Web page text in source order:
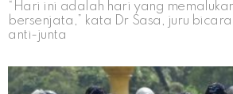
“Hari ini adalah hari yang
bersenjata,” kata Dr Sasa, juru
anti-junta